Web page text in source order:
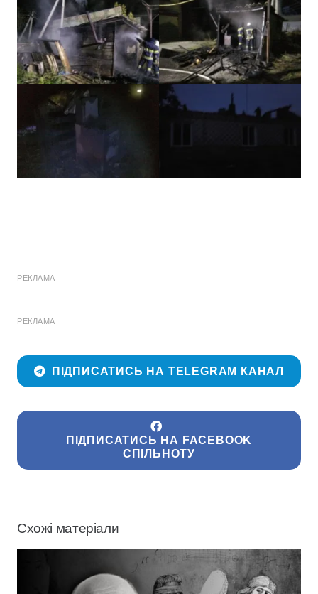
РЕКЛАМА
РЕКЛАМА
ПІДПИСАТИСЬ НА TELEGRAM КАНАЛ
ПІДПИСАТИСЬ НА FACEBOOK
СПІЛЬНОТУ
Схожі матеріали